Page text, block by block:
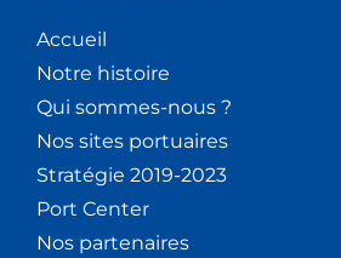
Accueil
Notre histoire
Qui sommes-nous ?
Nos sites portuaires
Stratégie 2019-2023
Port Center
Nos partenaires